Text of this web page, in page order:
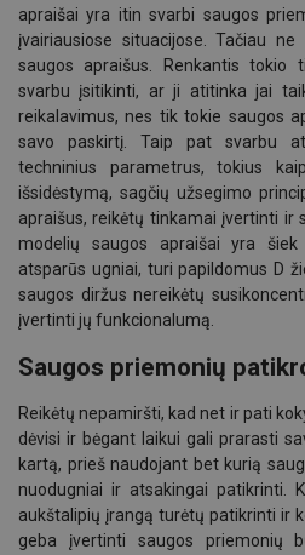
apraišai yra itin svarbi saugos
įvairiausiose situacijose. Tačiau
saugos apraišus. Renkantis tokio
svarbu įsitikinti, ar ji atitinka jai
reikalavimus, nes tik tokie saugos
savo paskirtį. Taip pat svarbu
techninius parametrus, tokius
išsidėstymą, sagčių užsegimo
apraišus, reikėtų tinkamai įvertinti ir
modelių saugos apraišai yra
atsparūs ugniai, turi papildomus D
saugos diržus nereikėtų
įvertinti jų funkcionalumą.
Saugos priemonių
Reikėtų nepamiršti, kad net ir pati
dėvisi ir bėgant laikui gali prarasti
kartą, prieš naudojant bet kurią
nuodugniai ir atsakingai patikrinti.
aukštalipių įrangą turėtų patikrinti ir
geba įvertinti saugos priemonių